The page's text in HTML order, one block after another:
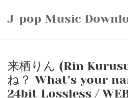
J-pop Music
来栖りん (Rin
ね？ What’s your
24bit Lossless /